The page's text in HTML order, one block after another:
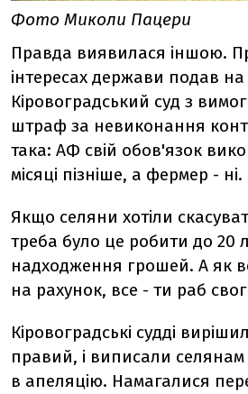
Фото Миколи Пацери
Правда виявилася іншою.
інтересах держави подав
Кіровоградський суд з
штраф за невиконання
така: АФ свій обов'язок
місяці пізніше, а фермер - ні.
Якщо селяни хотіли
треба було це робити до 20
надходження грошей. А як
на рахунок, все - ти раб
Кіровоградські судді
правий, і виписали
в апеляцію. Намагалися